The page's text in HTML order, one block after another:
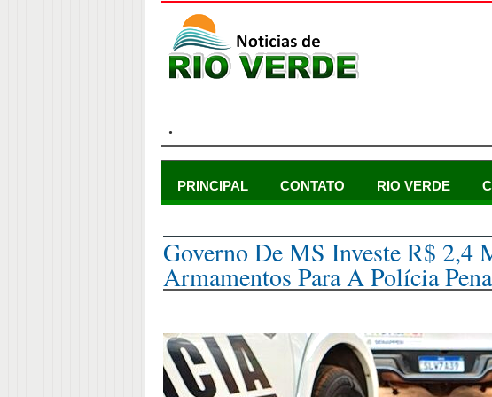
.
PRINCIPAL CONTATO RIO VERDE
Governo De MS Investe R$ 2,4
Armamentos Para A Polícia